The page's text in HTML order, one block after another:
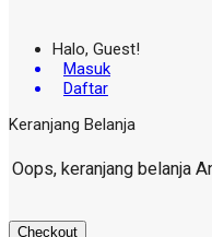
Halo, Guest!
Masuk
Daftar
Keranjang Belanja
Oops, keranjang belanja
Checkout